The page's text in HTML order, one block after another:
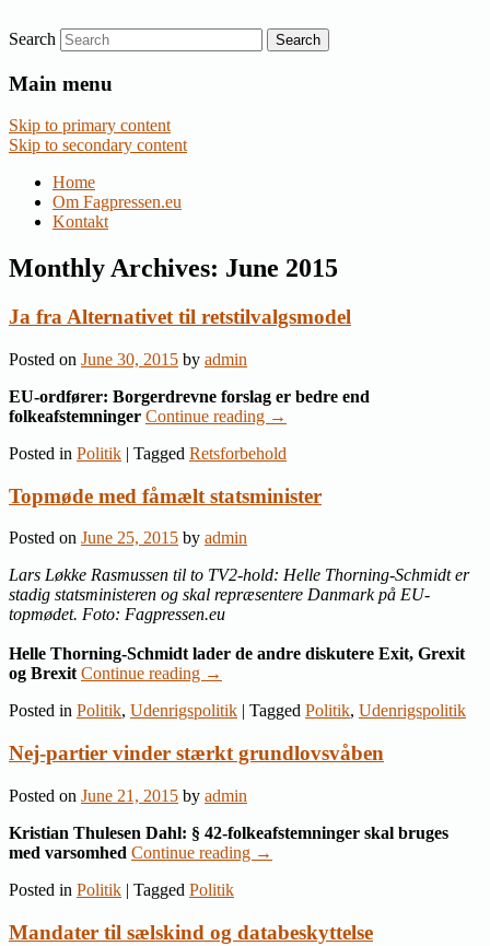
Fagpressen.eu
Nyheder om dansk EU-politik
Search
Main menu
Skip to primary content
Skip to secondary content
Home
Om Fagpressen.eu
Kontakt
Monthly Archives: June 2015
Ja fra Alternativet til retstilvalgsmodel
Posted on June 30, 2015 by admin
EU-ordfører: Borgerdrevne forslag er bedre end
folkeafstemninger Continue reading →
Posted in Politik | Tagged Retsforbehold
Topmøde med fåmælt statsminister
Posted on June 25, 2015 by admin
Lars Løkke Rasmussen til to TV2-hold: Helle Thorning-Schmidt er
stadig statsministeren og skal repræsentere Danmark på EU-
topmødet. Foto: Fagpressen.eu
Helle Thorning-Schmidt lader de andre diskutere Exit, Grexit
og BrexitContinue reading →
Posted in Politik, Udenrigspolitik | Tagged Politik, Udenrigspolitik
Nej-partier vinder stærkt grundlovsvåben
Posted on June 21, 2015 by admin
Kristian Thulesen Dahl: § 42-folkeafstemninger skal bruges
med varsomhed Continue reading →
Posted in Politik | Tagged Politik
Mandater til sælskind og databeskyttelse